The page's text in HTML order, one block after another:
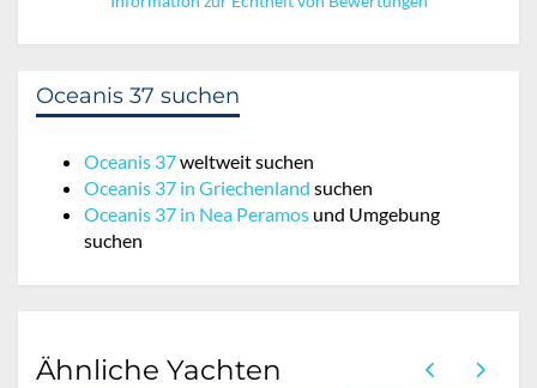
Oceanis 37 suchen
Oceanis 37weltweit suchen
Oceanis 37 in Griechenland suchen
Oceanis 37 in Nea Peramos und Umgebung
suchen
Ähnliche Yachten